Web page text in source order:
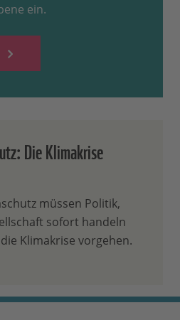
ein.
Die Klimakrise
müssen Politik,
sofort handeln
Klimakrise vorgehen.